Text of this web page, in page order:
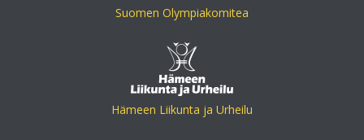
Suomen Olympiakomitea
Hämeen Liikunta ja Urheilu